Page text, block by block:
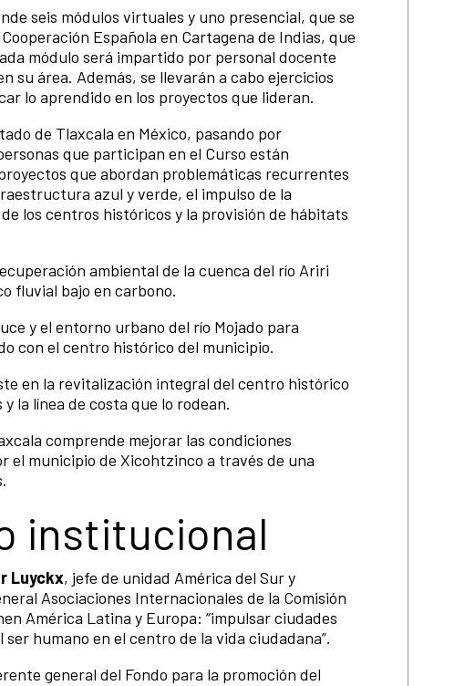
seis módulos virtuales y uno presencial, que se
Española en Cartagena de Indias, que
módulo será impartido por personal docente
su área. Además, se llevarán a cabo ejercicios
lo aprendido en los proyectos que lideran.
de Tlaxcala en México, pasando por
que participan en el Curso están
que abordan problemáticas recurrentes
azul y verde, el impulso de la
los centros históricos y la provisión de hábitats
ambiental de la cuenca del río Ariri
fluvial bajo en carbono.
y el entorno urbano del río Mojado para
con el centro histórico del municipio.
en la revitalización integral del centro histórico
la línea de costa que lo rodean.
comprende mejorar las condiciones
el municipio de Xicohtzinco a través de una
institucional
Luyckx, jefe de unidad América del Sur y
Asociaciones Internacionales de la Comisión
América Latina y Europa: “impulsar ciudades
humano en el centro de la vida ciudadana”.
general del Fondo para la promoción del